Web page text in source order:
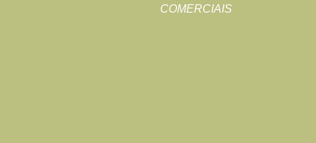
COMERCIAIS